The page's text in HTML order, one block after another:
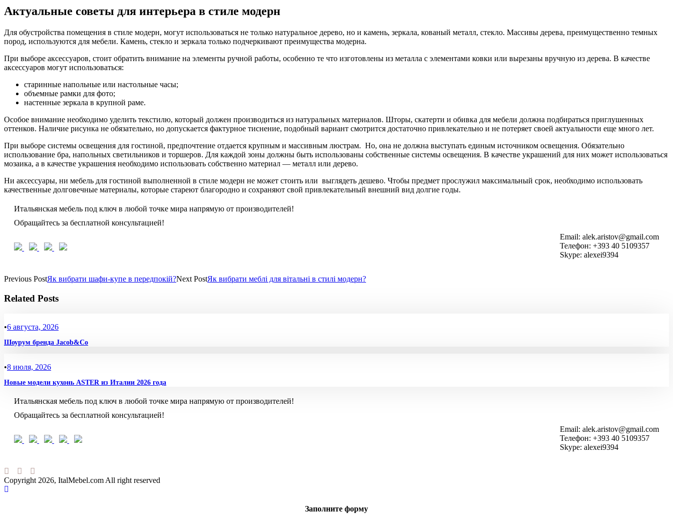
Актуальные советы для интерьера в стиле модерн
Для обустройства помещения в стиле модерн, могут использоваться не только натуральное дерево, но и камень, зеркала, кованый металл, стекло. Массивы дерева, преимущественно темных
пород, используются для мебели. Камень, стекло и зеркала только подчеркивают преимущества модерна.
При выборе аксессуаров, стоит обратить внимание на элементы ручной работы, особенно те что изготовлены из металла с элементами ковки или вырезаны вручную из дерева. В качестве
аксессуаров могут использоваться:
старинные напольные или настольные часы;
объемные рамки для фото;
настенные зеркала в крупной раме.
Особое внимание необходимо уделить текстилю, который должен производиться из натуральных материалов. Шторы, скатерти и обивка для мебели должна подбираться приглушенных
оттенков. Наличие рисунка не обязательно, но допускается фактурное тиснение, подобный вариант смотрится достаточно привлекательно и не потеряет своей актуальности еще много лет.
При выборе системы освещения для гостиной, предпочтение отдается крупным и массивным люстрам. Но, она не должна выступать единым источником освещения. Обязательно
использование бра, напольных светильников и торшеров. Для каждой зоны должны быть использованы собственные системы освещения. В качестве украшений для них может использоваться
мозаика, а в качестве украшения необходимо использовать собственно материал — металл или дерево.
Ни аксессуары, ни мебель для гостиной выполненной в стиле модерн не может стоить или выглядеть дешево. Чтобы предмет прослужил максимальный срок, необходимо использовать
качественные долговечные материалы, которые стареют благородно и сохраняют свой привлекательный внешний вид долгие годы.
Итальянская мебель под ключ в любой точке мира напрямую от производителей!
Обращайтесь за бесплатной консультацией!
Email: alek.aristov@gmail.com
Телефон: +393 40 5109357
Skype: alexei9394
Previous PostЯк вибрати шафи-купе в передпокій?Next PostЯк вибрати меблі для вітальні в стилі модерн?
Related Posts
•6 августа, 2026
Шоурум бренда Jacob&Co
•8 июля, 2026
Новые модели кухонь ASTER из Италии 2026 года
Итальянская мебель под ключ в любой точке мира напрямую от производителей!
Обращайтесь за бесплатной консультацией!
Email: alek.aristov@gmail.com
Телефон: +393 40 5109357
Skype: alexei9394
Copyright 2026, ItalMebel.com All right reserved
Заполните форму